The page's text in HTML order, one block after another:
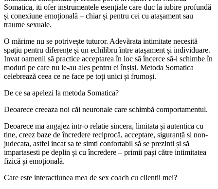
Somatica, iti ofer instrumentele esențiale care duc la iubire profundă
și conexiune emoțională – chiar și pentru cei cu atașament sau
traume sexuale.
O mărime nu se potrivește tuturor. Adevărata intimitate necesită
spațiu pentru diferențe și un echilibru între atașament și individuare.
Invat oamenii să practice acceptarea în loc să încerce să-i schimbe în
moduri pe care nu le-au ales pentru ei înșiși. Metoda Somatica
celebrează ceea ce ne face pe toți unici și frumoși.
De ce sa apelezi la metoda Somatica?
Deoarece creeaza noi căi neuronale care schimbă comportamentul.
Deoarece ma angajez intr-o relatie sincera, limitata și autentica cu
tine, creez baze de încredere reciprocă, acceptare, siguranță si non-
judecata, astfel incat sa te simti confortabil să se prezinti și să
impartasesti pe deplin și cu încredere – primii pași către intimitatea
fizică și emoțională.
Care este interactiunea mea de sex coach cu clientii mei?